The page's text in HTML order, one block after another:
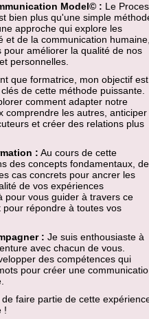
Model© : Le
bien plus qu'une simple
approche qui explore les
et de la communication
améliorer la qualité de nos
personnelles.
que formatrice, mon objectif est
de cette méthode puissante.
comment adapter notre
comprendre les autres, anticiper
et créer des relations plus
: Au cours de cette
des concepts fondamentaux,
cas concrets pour ancrer les
de vos expériences
pour vous guider à travers ce
répondre à toutes vos
: Je suis enthousiaste à
avec chacun de vous.
des compétences qui
pour créer une
faire partie de cette
!